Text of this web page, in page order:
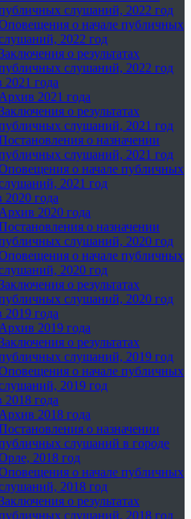
слушаний, 2022 год
о начале публичных
2022 год
о результатах
слушаний, 2022 год
года
Архив 2021 года
о результатах
слушаний, 2021 год
о назначении
слушаний, 2021 год
о начале публичных
2021 год
года
Архив 2020 года
о назначении
слушаний, 2020 год
о начале публичных
2020 год
о результатах
слушаний, 2020 год
года
Архив 2019 года
о результатах
слушаний, 2019 год
о начале публичных
2019 год
года
Архив 2018 года
о назначении
слушаний в городе
2018 год
о начале публичных
2018 год
о результатах
слушаний, 2018 год